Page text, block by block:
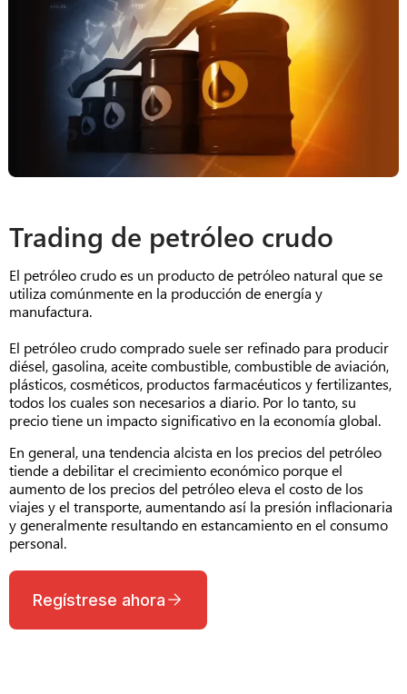
Trading de petróleo crudo
El petróleo crudo es un producto de petróleo natural que se
utiliza comúnmente en la producción de energía y
manufactura.
El petróleo crudo comprado suele ser refinado para producir
diésel, gasolina, aceite combustible, combustible de aviación,
plásticos, cosméticos, productos farmacéuticos y fertilizantes,
todos los cuales son necesarios a diario. Por lo tanto, su
precio tiene un impacto significativo en la economía global.
En general, una tendencia alcista en los precios del petróleo
tiende a debilitar el crecimiento económico porque el
aumento de los precios del petróleo eleva el costo de los
viajes y el transporte, aumentando así la presión inflacionaria
y generalmente resultando en estancamiento en el consumo
personal.
Regístrese ahora